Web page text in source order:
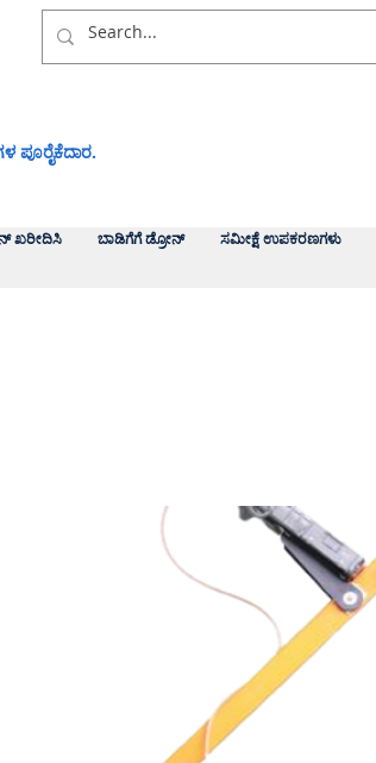
ಖರೀದಿಸಿ ಬಾಡಿಗೆಗೆ ಡ್ರೋನ್ ಸಮೀಕ್ಷೆ ಉಪಕರಣಗಳು
ಪೂರೈಕೆದಾರ.